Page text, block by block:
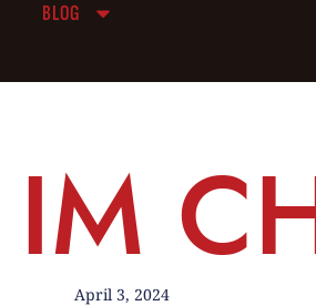
BLOG
April 3, 2024